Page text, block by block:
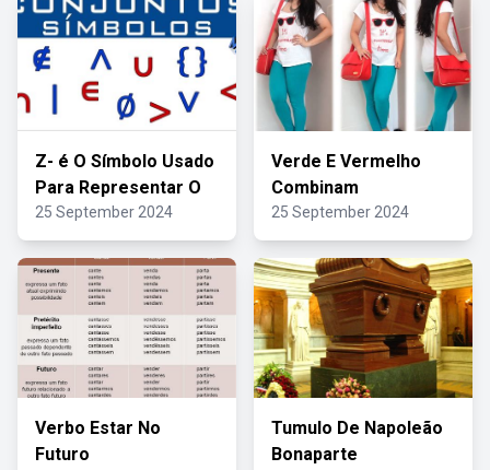
Z- é O Símbolo Usado
Para Representar O
25 September 2024
Verde E Vermelho
Combinam
25 September 2024
Verbo Estar No
Futuro
Tumulo De Napoleão
Bonaparte